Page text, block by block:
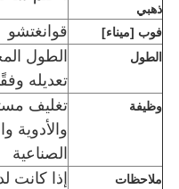
ذهبي
فوب [ميناء] قوانغتشو
الطول
الطول
تعديله
وظيفة
تغليف
والأدوية
الصناعية
ملاحظات
إذا كانت